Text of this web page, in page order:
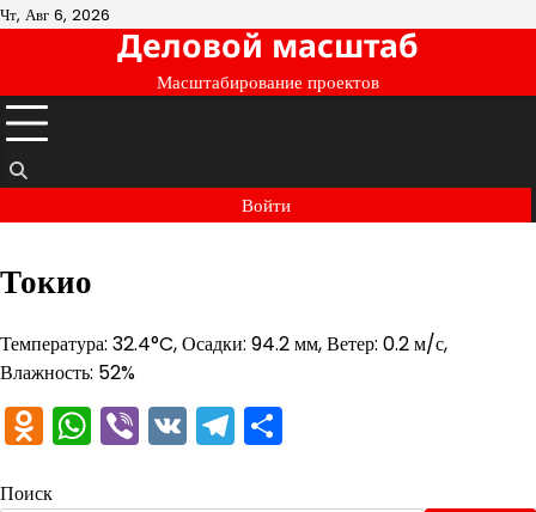
Перейти
Чт, Авг 6, 2026
Деловой масштаб
Масштабирование проектов
Войти
Токио
Температура: 32.4°C, Осадки: 94.2 мм, Ветер: 0.2 м/с,
Влажность: 52%
Odnoklassniki
WhatsApp
Viber
VKTelegram
Поиск